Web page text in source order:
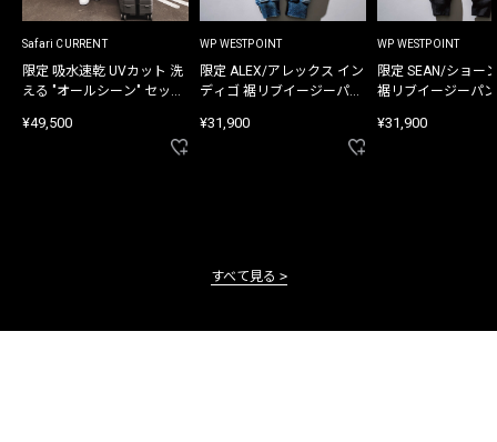
Safari CURRENT
限定 吸水速乾 UVカット 洗
える "オールシーン" セット
¥49,500
WP WESTPOINT
限定 ALEX/アレックス イン
ディゴ 裾リブイージーパン
¥31,900
WP WESTPOINT
限定 SEAN/ショー
裾リブイージーパ
¥31,900
すべて見る